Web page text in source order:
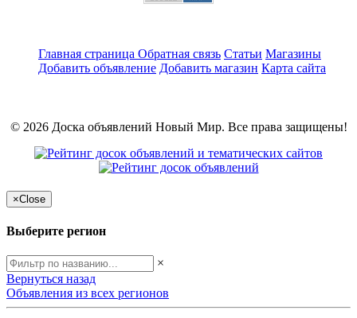
Главная страница Обратная связь Статьи Магазины
Добавить объявление Добавить магазин Карта сайта
© 2026 Доска объявлений Новый Мир. Все права защищены!
×Close
Выберите регион
×
Вернуться назад
Объявления из всех регионов